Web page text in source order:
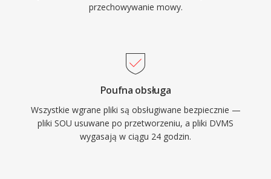
przechowywanie mowy.
Poufna obsługa
Wszystkie wgrane pliki są obsługiwane bezpiecznie —
pliki SOU usuwane po przetworzeniu, a pliki DVMS
wygasają w ciągu 24 godzin.